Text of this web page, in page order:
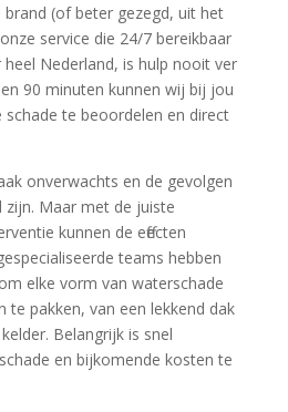
(of beter gezegd, uit het
service die 24/7 bereikbaar
Nederland, is hulp nooit ver
90 minuten kunnen wij bij jou
te beoordelen en direct
onverwachts en de gevolgen
zijn.​ Maar met de juiste
kunnen de effecten
teams hebben
elke vorm van waterschade
te pakken, van een lekkend dak
Belangrijk is snel
en bijkomende kosten te